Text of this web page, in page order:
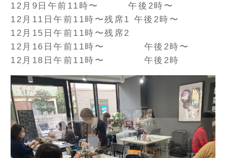
12月9日午前11時〜 午後2時〜
12月11日午前11時〜残席1 午後2時〜
12月15日午前11時〜残席2
12月16日午前11時〜 午後2時〜
12月18日午前11時〜 午後2時